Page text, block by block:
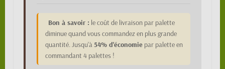
Bon à savoir : le coût de livraison par palette
diminue quand vous commandez en plus grande
quantité. Jusqu'à54% d'économie par palette en
commandant 4 palettes !